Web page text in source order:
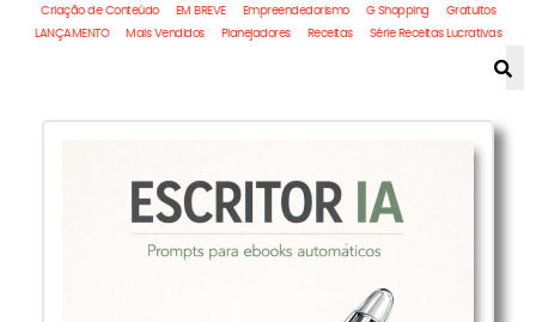
Criação de Conteúdo
EM BREVE Empreendedorismo G Shopping
Gratuitos
LANÇAMENTO
Mais Vendidos Planejadores Receitas Série Receitas Lucrativas